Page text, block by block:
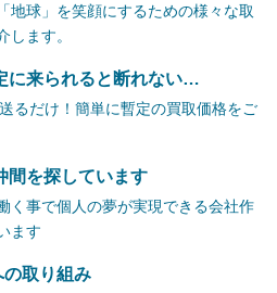
地球」を笑顔にするための様々な取
します。
に来られると断れない…
るだけ！簡単に暫定の買取価格をご
間を探しています
く事で個人の夢が実現できる会社作
ます
の取り組み